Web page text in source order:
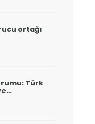
ortağı
Türk